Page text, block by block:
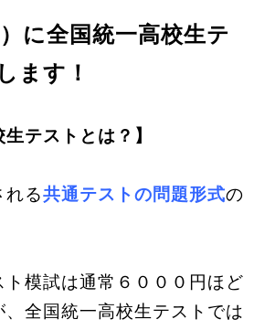
に全国統一高校生テ
ます！
生テストとは？】
れる共通テストの問題形式の
模試は通常６０００円ほど
、全国統一高校生テストでは